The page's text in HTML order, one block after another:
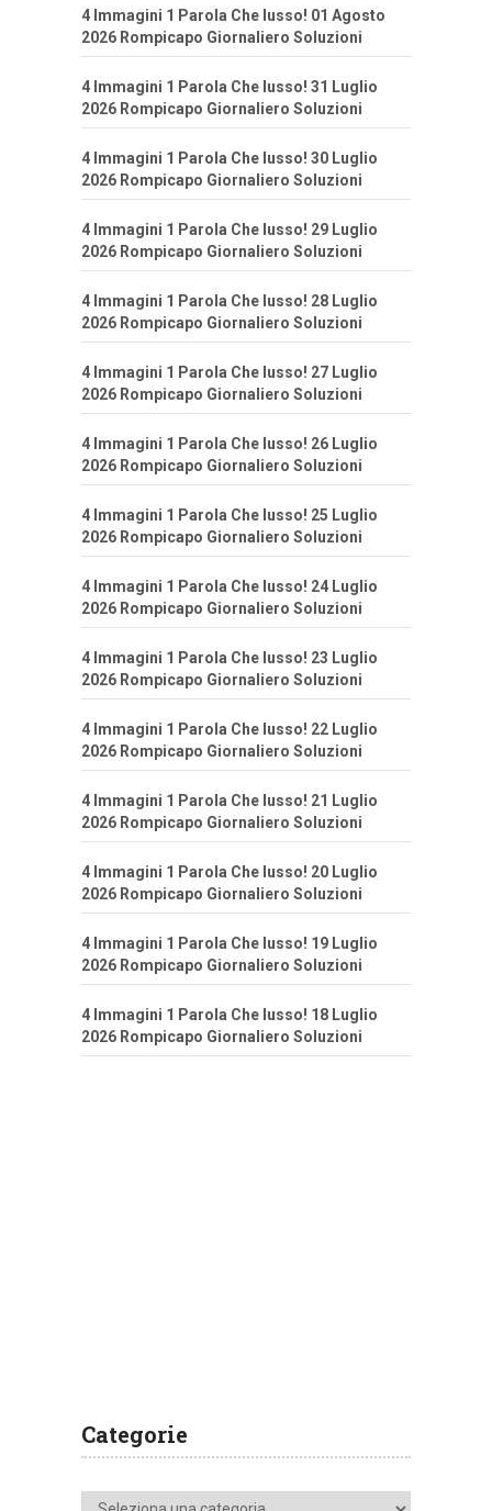
4 Immagini 1 Parola Che lusso! 01 Agosto
2026 Rompicapo Giornaliero Soluzioni
4 Immagini 1 Parola Che lusso! 31 Luglio
2026 Rompicapo Giornaliero Soluzioni
4 Immagini 1 Parola Che lusso! 30 Luglio
2026 Rompicapo Giornaliero Soluzioni
4 Immagini 1 Parola Che lusso! 29 Luglio
2026 Rompicapo Giornaliero Soluzioni
4 Immagini 1 Parola Che lusso! 28 Luglio
2026 Rompicapo Giornaliero Soluzioni
4 Immagini 1 Parola Che lusso! 27 Luglio
2026 Rompicapo Giornaliero Soluzioni
4 Immagini 1 Parola Che lusso! 26 Luglio
2026 Rompicapo Giornaliero Soluzioni
4 Immagini 1 Parola Che lusso! 25 Luglio
2026 Rompicapo Giornaliero Soluzioni
4 Immagini 1 Parola Che lusso! 24 Luglio
2026 Rompicapo Giornaliero Soluzioni
4 Immagini 1 Parola Che lusso! 23 Luglio
2026 Rompicapo Giornaliero Soluzioni
4 Immagini 1 Parola Che lusso! 22 Luglio
2026 Rompicapo Giornaliero Soluzioni
4 Immagini 1 Parola Che lusso! 21 Luglio
2026 Rompicapo Giornaliero Soluzioni
4 Immagini 1 Parola Che lusso! 20 Luglio
2026 Rompicapo Giornaliero Soluzioni
4 Immagini 1 Parola Che lusso! 19 Luglio
2026 Rompicapo Giornaliero Soluzioni
4 Immagini 1 Parola Che lusso! 18 Luglio
2026 Rompicapo Giornaliero Soluzioni
Categorie
Categorie